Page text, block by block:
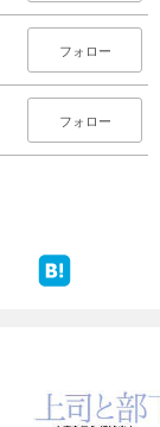
フォロー
フォロー